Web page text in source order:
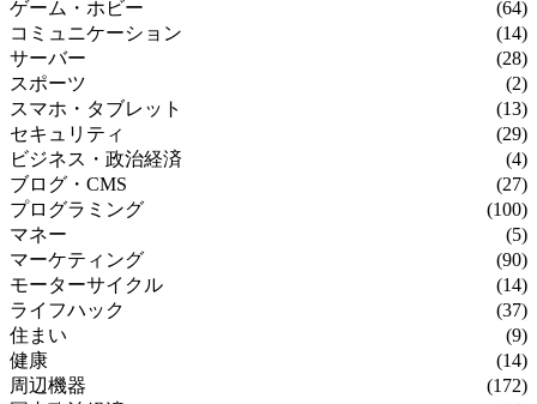
ゲーム・ホビー
(64)
コミュニケーション
(14)
サーバー
(28)
スポーツ
(2)
スマホ・タブレット
(13)
セキュリティ
(29)
ビジネス・政治経済
(4)
ブログ・CMS
(27)
プログラミング
(100)
マネー
(5)
マーケティング
(90)
モーターサイクル
(14)
ライフハック
(37)
住まい
(9)
健康
(14)
周辺機器
(172)